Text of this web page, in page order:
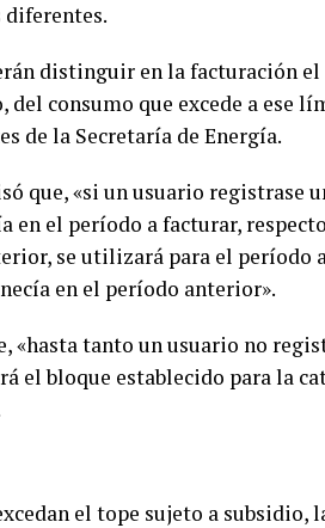
diferentes.
distinguir en la facturación
del consumo que excede a ese
de la Secretaría de Energía.
que, «si un usuario registrase
en el período a facturar,
se utilizará para el período
en el período anterior».
«hasta tanto un usuario no
el bloque establecido para la
el tope sujeto a subsidio,